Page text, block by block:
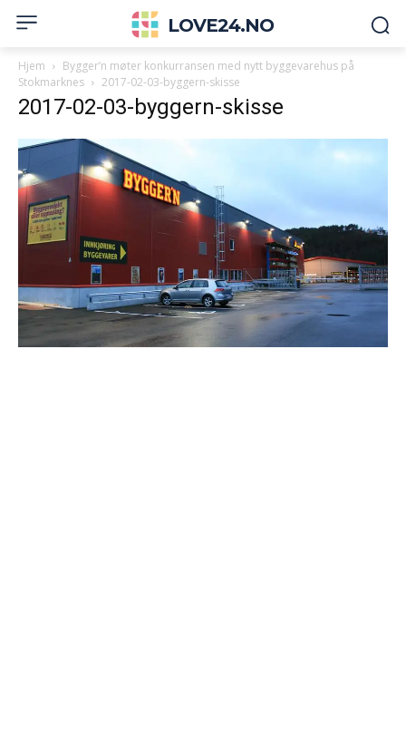
LOVE24.NO
Hjem
Bygger’n møter konkurransen med nytt byggevarehus på
Stokmarknes
2017-02-03-byggern-skisse
2017-02-03-byggern-skisse